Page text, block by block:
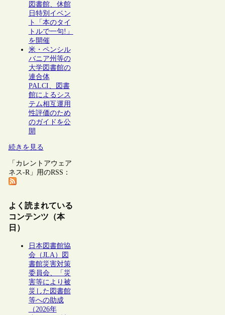
図書館、休館
日特別イベン
ト「本のタイ
トルで一句!」
を開催
米・ペンシル
バニア州等の
大学図書館の
連合体
PALCI、図書
館によるシス
テム相互運用
性評価のため
のガイドを公
開
続きを見る
「カレントアウェア
ネス-R」用のRSS：
よく読まれている
コンテンツ（本
日）
日本図書館協
会（JLA）図
書館災害対策
委員会、「災
害等により被
災した図書館
等への助成
（2026年